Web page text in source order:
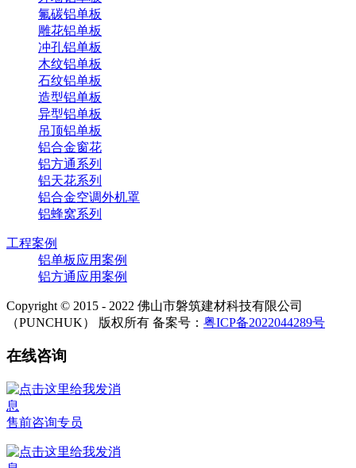
氟碳铝单板
雕花铝单板
冲孔铝单板
木纹铝单板
石纹铝单板
造型铝单板
异型铝单板
吊顶铝单板
铝合金窗花
铝方通系列
铝天花系列
铝合金空调外机罩
铝蜂窝系列
工程案例
铝单板应用案例
铝方通应用案例
Copyright © 2015 - 2022 佛山市磐筑建材科技有限公司
（PUNCHUK） 版权所有 备案号： 粤ICP备2022044289号
在线咨询
售前咨询专员